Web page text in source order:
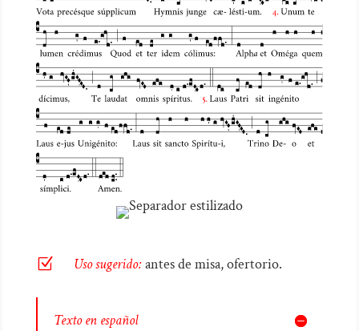
Z Uso sugerido:antes de misa, ofertorio.
Texto en español